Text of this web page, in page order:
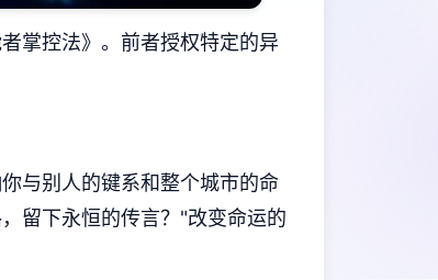
掌控法》。前者授权特定的异
与别人的键系和整个城市的命
留下永恒的传言？"改变命运的